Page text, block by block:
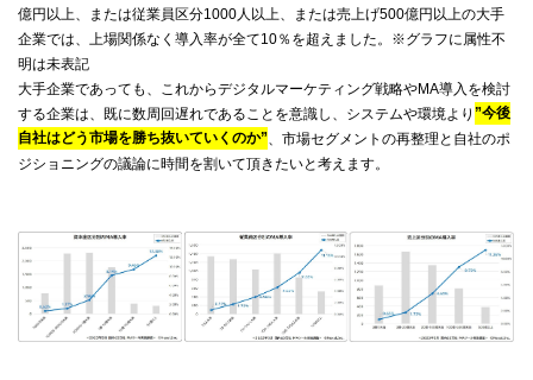
億円以上、または従業員区分1000人以上、または売上げ500億円以上の大手
企業では、上場関係なく導入率が全て10％を超えました。※グラフに属性不
明は未表記
大手企業であっても、これからデジタルマーケティング戦略やMA導入を検討
する企業は、既に数周回遅れであることを意識し、システムや環境より ”今後
自社はどう市場を勝ち抜いていくのか” 、市場セグメントの再整理と自社のポ
ジショニングの議論に時間を割いて頂きたいと考えます。